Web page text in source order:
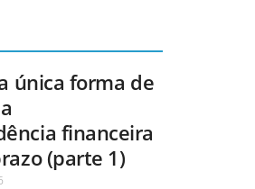
única forma de
financeira
(parte 1)